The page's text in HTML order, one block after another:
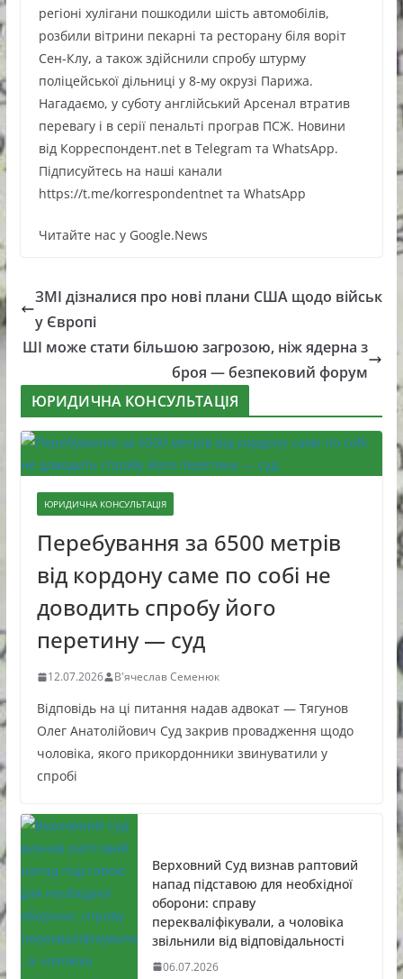
регіоні хулігани пошкодили шість автомобілів,
розбили вітрини пекарні та ресторану біля воріт
Сен-Клу, а також здійснили спробу штурму
поліцейської дільниці у 8-му окрузі Парижа.
Нагадаємо, у суботу англійський Арсенал втратив
перевагу і в серії пенальті програв ПСЖ. Новини
від Корреспондент.net в Telegram та WhatsApp.
Підписуйтесь на наші канали
https://t.me/korrespondentnet та WhatsApp
Читайте нас у Google.News
ЗМІ дізналися про нові плани США щодо військ
у Європі
ШІ може стати більшою загрозою, ніж ядерна з
броя — безпековий форум
ЮРИДИЧНА КОНСУЛЬТАЦІЯ
ЮРИДИЧНА КОНСУЛЬТАЦІЯ
Перебування за 6500 метрів
від кордону саме по собі не
доводить спробу його
перетину — суд
12.07.2026 В'ячеслав Семенюк
Відповідь на ці питання надав адвокат — Тягунов
Олег Анатолійович Суд закрив провадження щодо
чоловіка, якого прикордонники звинуватили у
спробі
Верховний Суд визнав раптовий
напад підставою для необхідної
оборони: справу
перекваліфікували, а чоловіка
звільнили від відповідальності
06.07.2026